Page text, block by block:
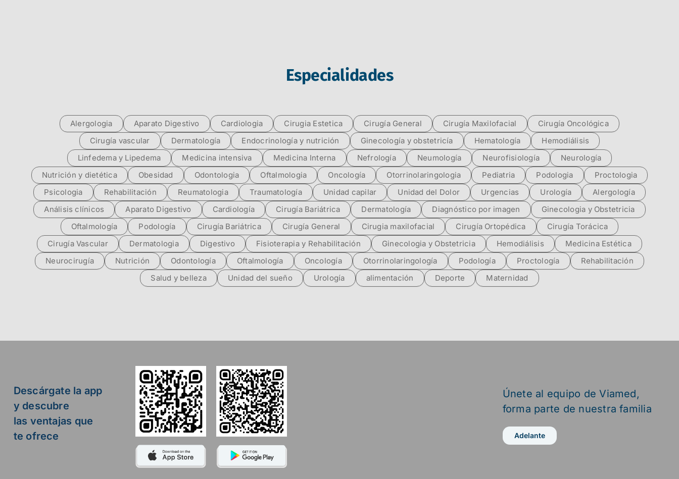
Especialidades
Alergologia Aparato Digestivo Cardiologia Cirugia Estetica Cirugía General Cirugía Maxilofacial
Cirugía Oncológica
Cirugía vascular
Dermatología Endocrinología y nutrición Ginecología y obstetricía Hematología
Hemodiálisis
Linfedema y Lipedema
Medicina intensiva Medicina Interna Nefrología Neumología Neurofisiología
Neurología
Nutrición y dietética
Obesidad Odontologia Oftalmologia Oncología Otorrinolaringologia Pediatria Podologia
Proctologia
Psicologia
Rehabilitación Reumatologia Traumatología Unidad capilar Unidad del Dolor Urgencias Urología
Alergología
Análisis clínicos
Aparato Digestivo Cardiología Cirugía Bariátrica Dermatología Diagnóstico por imagen
Ginecologia y Obstetricia
Oftalmología
Podología Cirugía Bariátrica Cirugía General Cirugia maxilofacial Cirugía Ortopédica
Cirugía Torácica
Cirugía Vascular
Dermatologia Digestivo Fisioterapia y Rehabilitación Ginecologia y Obstetricia Hemodiálisis
Medicina Estética
Neurocirugía
Nutrición Odontología Oftalmología Oncología Otorrinolaringología Podología Proctología
Rehabilitación
Salud y belleza
Unidad del sueño Urología alimentación Deporte Maternidad
Descárgate la app
y descubre
las ventajas que
te ofrece
Únete al equipo de Viamed,
forma parte de nuestra familia
Adelante